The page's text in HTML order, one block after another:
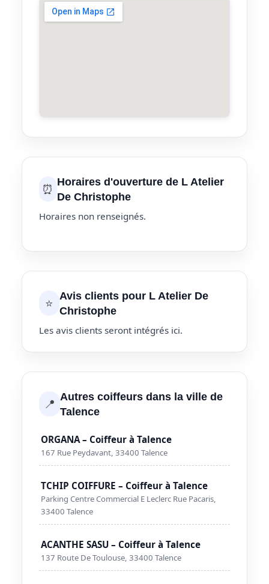
⏰ Horaires d'ouverture de L Atelier
De Christophe
Horaires non renseignés.
⭐ Avis clients pour L Atelier De
Christophe
Les avis clients seront intégrés ici.
📍 Autres coiffeurs dans la ville de
Talence
ORGANA – Coiffeur à Talence
167 Rue Peydavant, 33400 Talence
TCHIP COIFFURE – Coiffeur à Talence
Parking Centre Commercial E Leclerc Rue Pacaris,
33400 Talence
ACANTHE SASU – Coiffeur à Talence
137 Route De Toulouse, 33400 Talence